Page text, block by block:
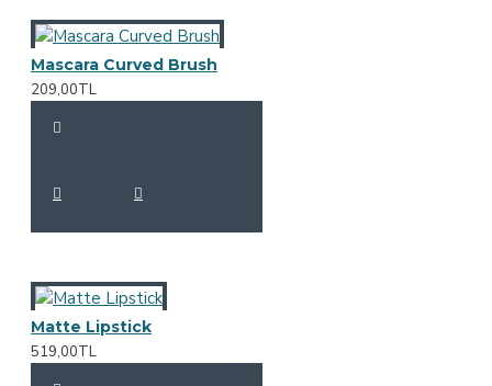
Mascara Curved Brush
209,00TL
Matte Lipstick
519,00TL